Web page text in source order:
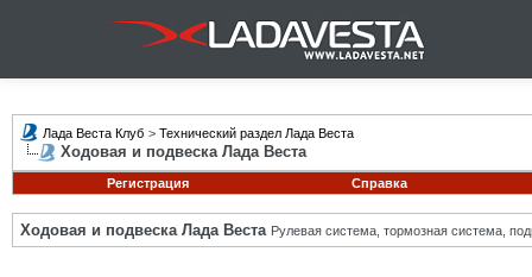
Лада Веста Клуб > Технический раздел Лада Веста
Ходовая и подвеска Лада Веста
Регистрация Справка
Ходовая и подвеска Лада Веста Рулевая система, тормозная система,